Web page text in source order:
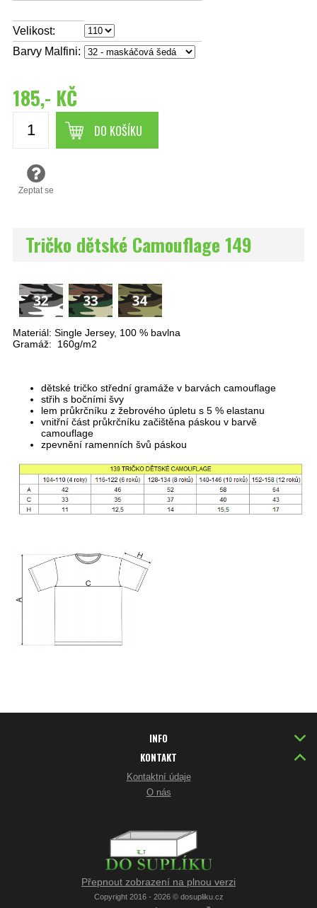
Velikost:
Barvy Malfini:
185,- KČ
DO KOŠÍKU
Zeptat se
Tričko dětské Camouflage 149
Materiál: Single Jersey, 100 % bavlna
Gramáž: 160g/m2
dětské tričko střední gramáže v barvách camouflage
střih s bočními švy
lem průkrčníku z žebrového úpletu s 5 % elastanu
vnitřní část průkrčníku začištěna páskou v barvě
camouflage
zpevnění ramenních švů páskou
INFO
KONTAKT
Kontaktní údaje
O nás
Přepnout zobrazení na plnou verzi
Copyright 2016 - 2026 © dosupliku.cz